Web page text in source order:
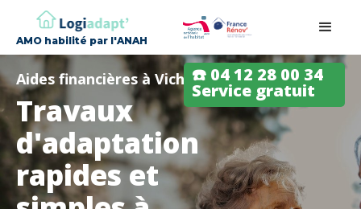
AMO habilité par l'ANAH
☎️ 04 12 28 00 34
Service gratuit
Aides financières à Vichy
Travaux
d'adaptation
rapides et